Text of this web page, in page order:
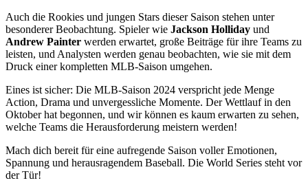
Auch die Rookies und jungen Stars dieser Saison stehen unter
besonderer Beobachtung. Spieler wie Jackson Holliday und
Andrew Painter werden erwartet, große Beiträge für ihre Teams zu
leisten, und Analysten werden genau beobachten, wie sie mit dem
Druck einer kompletten MLB-Saison umgehen.
Eines ist sicher: Die MLB-Saison 2024 verspricht jede Menge
Action, Drama und unvergessliche Momente. Der Wettlauf in den
Oktober hat begonnen, und wir können es kaum erwarten zu sehen,
welche Teams die Herausforderung meistern werden!
Mach dich bereit für eine aufregende Saison voller Emotionen,
Spannung und herausragendem Baseball. Die World Series steht vor
der Tür!